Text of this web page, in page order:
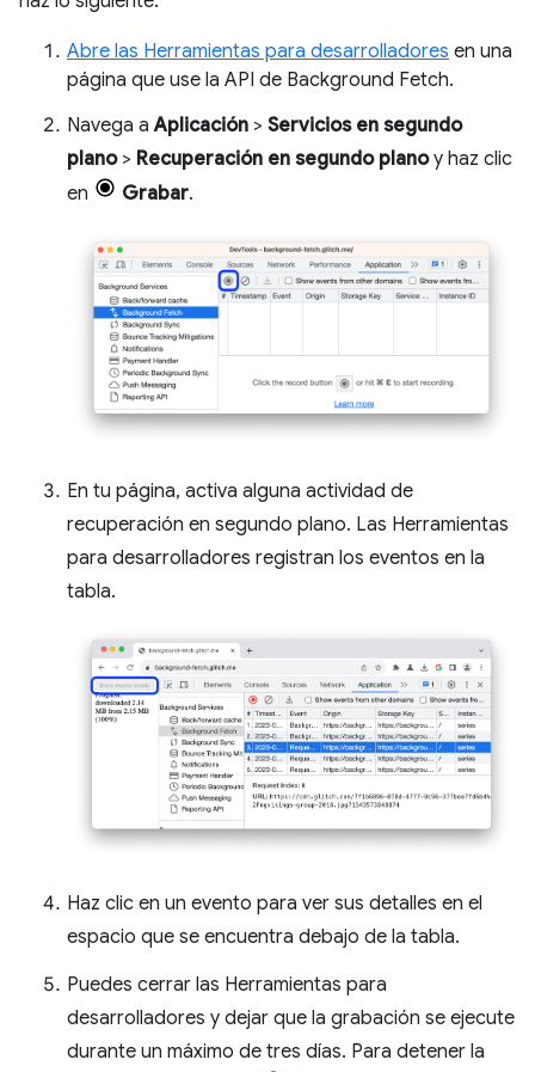
Abre las Herramientas para desarrolladores en una
página que use la API de Background Fetch.
Navega aAplicación > Servicios en segundo
plano> Recuperación en segundo planoy haz clic
en
Grabar.
En tu página, activa alguna actividad de
recuperación en segundo plano. Las Herramientas
para desarrolladores registran los eventos en la
tabla.
Haz clic en un evento para ver sus detalles en el
espacio que se encuentra debajo de la tabla.
Puedes cerrar las Herramientas para
desarrolladores y dejar que la grabación se ejecute
durante un máximo de tres días. Para detener la